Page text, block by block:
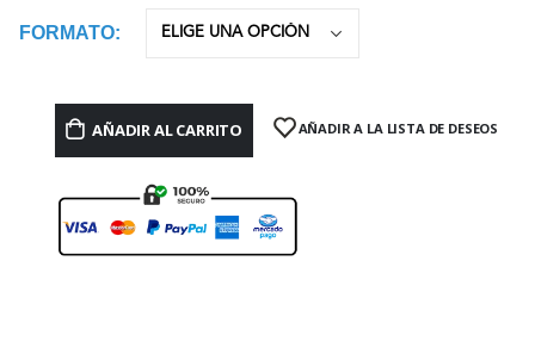
FORMATO
AÑADIR AL CARRITO AÑADIR A LA LISTA DE DESEOS